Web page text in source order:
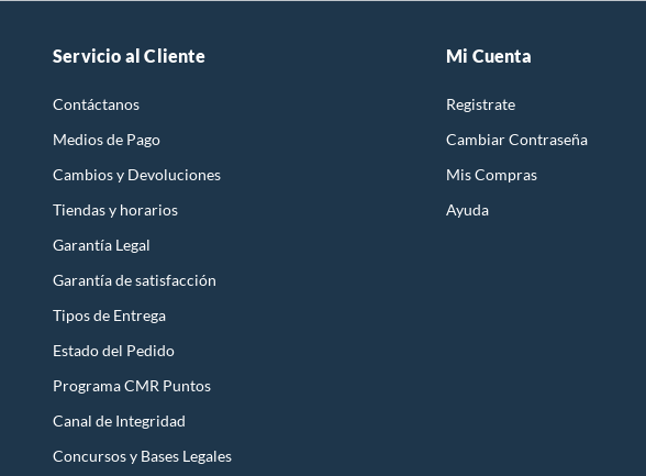
Servicio al Cliente
Contáctanos
Medios de Pago
Cambios y Devoluciones
Tiendas y horarios
Garantía Legal
Garantía de satisfacción
Tipos de Entrega
Estado del Pedido
Programa CMR Puntos
Canal de Integridad
Concursos y Bases Legales
Mi Cuenta
Registrate
Cambiar Contraseña
Mis Compras
Ayuda